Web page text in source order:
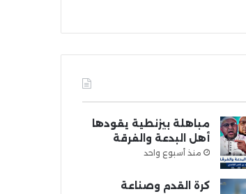
مباهلة بيزنطية يقودها
أهل البدعة والفرقة
منذ أسبوع واحد
كرة القدم وصناعة